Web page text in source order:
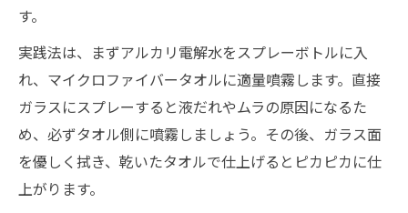
す。
実践法は、まずアルカリ電解水をスプレーボトルに入
れ、マイクロファイバータオルに適量噴霧します。直接
ガラスにスプレーすると液だれやムラの原因になるた
め、必ずタオル側に噴霧しましょう。その後、ガラス面
を優しく拭き、乾いたタオルで仕上げるとピカピカに仕
上がります。